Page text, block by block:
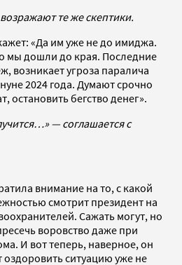
те же скептики.
«Да им уже не до имиджа.
мы дошли до края. Последние
возникает угроза паралича
2024 года. Думают срочно
остановить бегство денег».
— соглашается с
внимание на то, с какой
смотрит президент на
Сажать могут, но
воровство даже при
И вот теперь, наверное, он
ситуацию уже не